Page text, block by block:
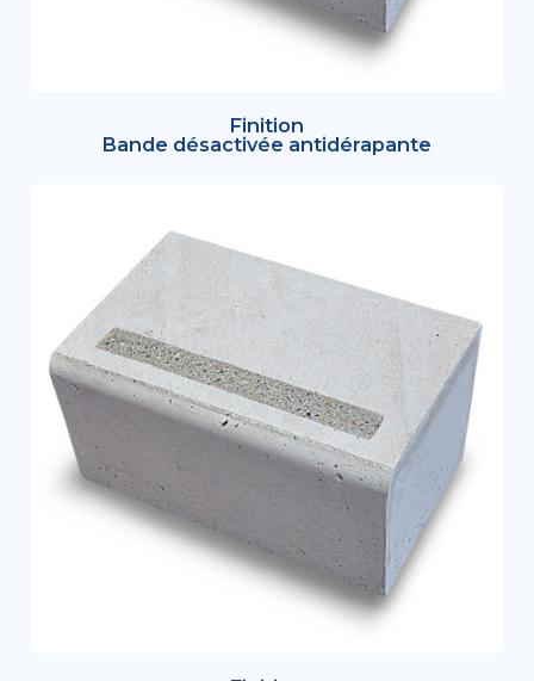
Finition
Bande désactivée antidérapante